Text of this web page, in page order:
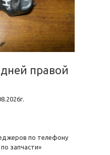
правой
по телефону
запчасти»